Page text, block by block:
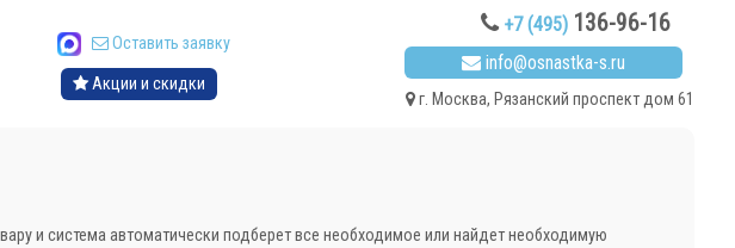
Оставить заявку
Акции и скидки
+7 (495) 136-96-16
info@osnastka-s.ru
г. Москва, Рязанский проспект дом 61
и система автоматически подберет все необходимое или найдет необходимую